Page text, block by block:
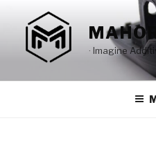
contenido
· Imagine